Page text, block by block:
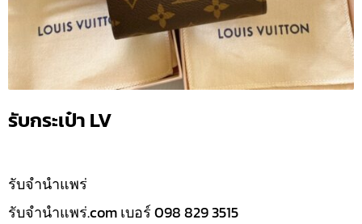
รับกระเป๋า LV
รับจํานำแพร่
รับจํานําแพร่.com เบอร์ 098 829 3515